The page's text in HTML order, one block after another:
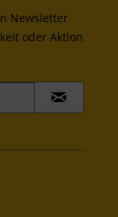
Newsletter
oder Aktion